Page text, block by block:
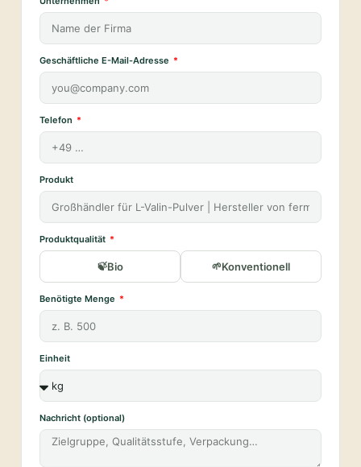
Geschäftliche E-Mail-Adresse
Telefon
Produkt
Produktqualität
Bio Konventionell
Benötigte Menge
Einheit
Nachricht (optional)